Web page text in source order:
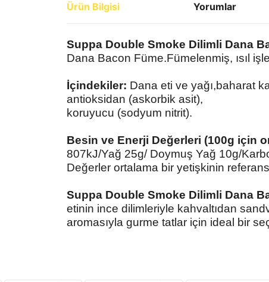
Ürün Bilgisi Yorumlar
Suppa Double Smoke Dilimli Dana
Dana Bacon Füme.Fümelenmiş, ısıl
İçindekiler: Dana eti ve yağı,baharat
antioksidan (askorbik asit),
koruyucu (sodyum nitrit).
Besin ve Enerji Değerleri (100g için
807kJ/Yağ 25g/ Doymuş Yağ 10g/
Değerler ortalama bir yetişkinin
Suppa Double Smoke Dilimli Dana
etinin ince dilimleriyle kahvaltıdan
aromasıyla gurme tatlar için ideal bir